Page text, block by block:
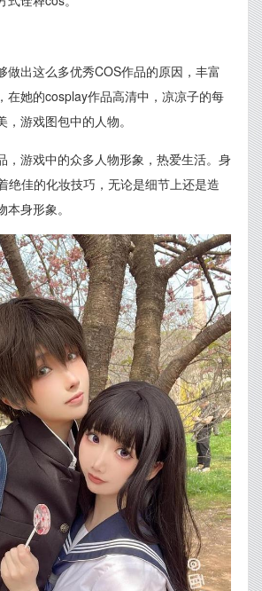
做出这么多优秀COS作品的原因，丰富
在她的cosplay作品高清中，凉凉子的每
游戏图包中的人物。
，游戏中的众多人物形象，热爱生活。身
绝佳的化妆技巧，无论是细节上还是造
身形象。